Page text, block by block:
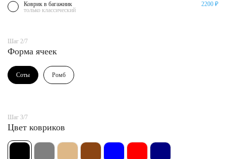
Коврик в багажник
только классический
2200 ₽
Шаг 2/7
Форма ячеек
Соты Ромб
Шаг 3/7
Цвет ковриков